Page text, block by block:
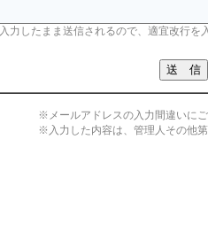
入力したまま送信されるので、適宜改行を
※メールアドレスの入力間違いにご
※入力した内容は、管理人その他